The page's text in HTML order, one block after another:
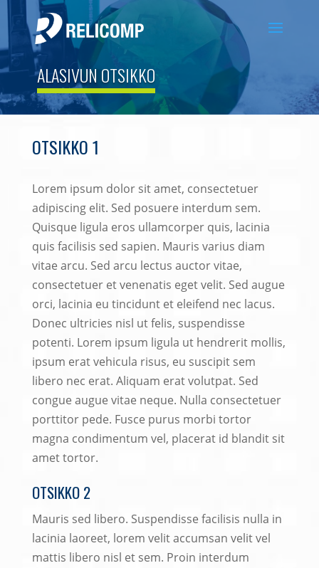
ALASIVUN OTSIKKO
OTSIKKO 1
Lorem ipsum dolor sit amet, consectetuer
adipiscing elit. Sed posuere interdum sem.
Quisque ligula eros ullamcorper quis, lacinia
quis facilisis sed sapien. Mauris varius diam
vitae arcu. Sed arcu lectus auctor vitae,
consectetuer et venenatis eget velit. Sed augue
orci, lacinia eu tincidunt et eleifend nec lacus.
Donec ultricies nisl ut felis, suspendisse
potenti. Lorem ipsum ligula ut hendrerit mollis,
ipsum erat vehicula risus, eu suscipit sem
libero nec erat. Aliquam erat volutpat. Sed
congue augue vitae neque. Nulla consectetuer
porttitor pede. Fusce purus morbi tortor
magna condimentum vel, placerat id blandit sit
amet tortor.
OTSIKKO 2
Mauris sed libero. Suspendisse facilisis nulla in
lacinia laoreet, lorem velit accumsan velit vel
mattis libero nisl et sem. Proin interdum